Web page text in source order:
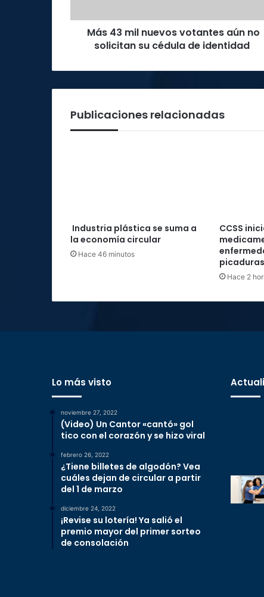
su
cédulaMás 43 mil nuevos votantes aún no
solicitan su cédula de identidad
Publicaciones relacionadas
Industria plástica se suma a
la economía circular
Hace 46 minutos
CCSS
Hace 2
Lo más visto
noviembre 27, 2022
(Video) Un Cantor «cantó» gol
tico con el corazón y se hizo viral
febrero 26, 2022
¿Tiene billetes de algodón? Vea
cuáles dejan de circular a partir
del 1 de marzo
diciembre 24, 2022
¡Revise su lotería! Ya salió el
premio mayor del primer sorteo
de consolación